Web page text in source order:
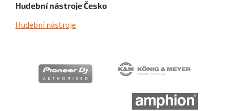
Hudební nástroje Česko
Hudební nástroje